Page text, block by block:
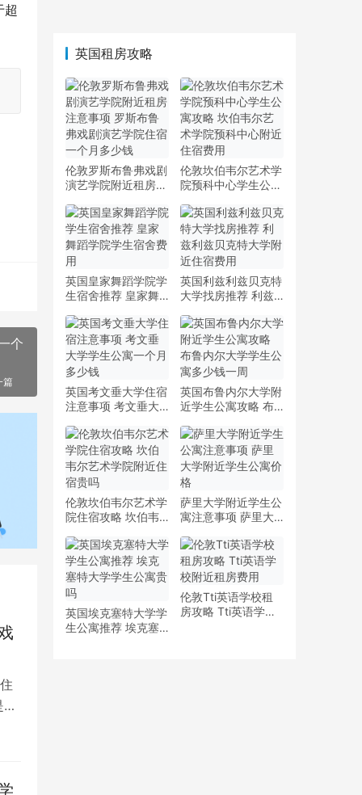
超
个
篇
英国租房攻略
伦敦罗斯布鲁弗戏剧
演艺学院附近租房注
戏剧演艺学院住宿一
个月多少钱
伦敦坎伯韦尔艺术学
院预科中心学生公寓
学院预科中心附近住
宿费用
英国皇家舞蹈学院学
生宿舍推荐 皇家舞
英国利兹利兹贝克特
大学找房推荐 利兹
住宿费用
英国考文垂大学住宿
注意事项 考文垂大
少钱
英国布鲁内尔大学附
近学生公寓攻略 布
多少钱一周
伦敦坎伯韦尔艺术学
院住宿攻略 坎伯韦
贵吗
萨里大学附近学生公
寓注意事项 萨里大
英国埃克塞特大学学
生公寓推荐 埃克塞
伦敦Tti英语学校租
房攻略 Tti英语学校